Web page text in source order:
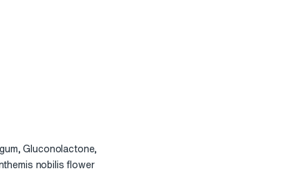
Gluconolactone,
nobilis flower